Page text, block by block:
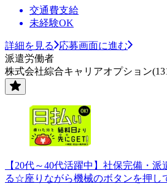
交通費支給
未経験OK
詳細を見る
応募画面に進む
派遣労働者
株式会社綜合キャリアオプション
【20代～40代活躍中】社保完備・
る☆座りながら機械のボタンを押し